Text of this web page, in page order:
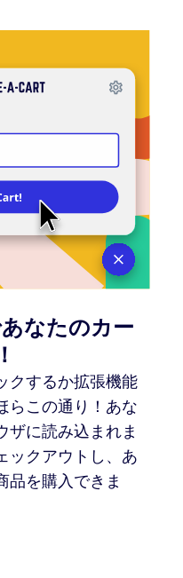
なたのカー
クするか拡張機能
らこの通り！あな
ザに読み込まれま
ックアウトし、あ
品を購入できま